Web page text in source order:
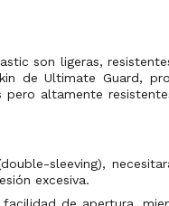
son ligeras,
de Ultimate Guard,
altamente
sleeving),
excesiva.
de apertura,